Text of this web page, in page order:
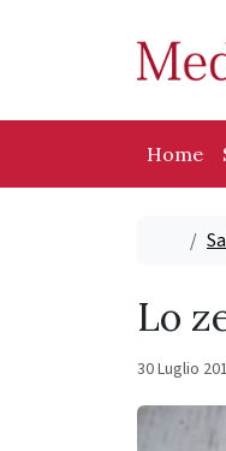
Home
Lo
30 Luglio